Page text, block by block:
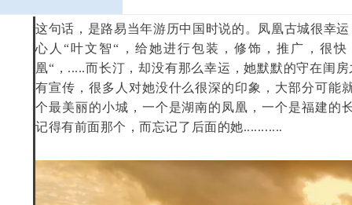
这句话，是路易当年游历中国时说的。凤凰古城很幸
心人“叶文智“，给她进行包装，修饰，推广，很快
凰“，.....而长汀，却没有那么幸运，她默默的守在闺
有宣传，很多人对她没什么很深的印象，大部分可能
个最美丽的小城，一个是湖南的凤凰，一个是福建的
记得有前面那个，而忘记了后面的她...........